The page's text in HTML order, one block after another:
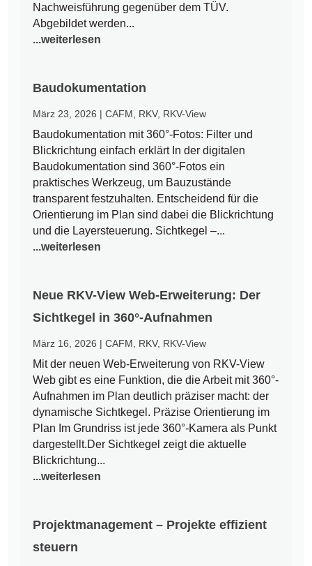
Nachweisführung gegenüber dem TÜV.
Abgebildet werden...
...weiterlesen
Baudokumentation
März 23, 2026 |CAFM RKV, RKV-View
Baudokumentation mit 360°-Fotos: Filter und
Blickrichtung einfach erklärt In der digitalen
Baudokumentation sind 360°-Fotos ein
praktisches Werkzeug, um Bauzustände
transparent festzuhalten. Entscheidend für die
Orientierung im Plan sind dabei die Blickrichtung
und die Layersteuerung. Sichtkegel –...
...weiterlesen
Neue RKV-View Web-Erweiterung: Der
Sichtkegel in 360°-Aufnahmen
März 16, 2026 |CAFM RKV, RKV-View
Mit der neuen Web-Erweiterung von RKV-View
Web gibt es eine Funktion, die die Arbeit mit 360°-
Aufnahmen im Plan deutlich präziser macht: der
dynamische Sichtkegel. Präzise Orientierung im
Plan Im Grundriss ist jede 360°-Kamera als Punkt
dargestellt.Der Sichtkegel zeigt die aktuelle
Blickrichtung...
...weiterlesen
Projektmanagement – Projekte effizient
steuern